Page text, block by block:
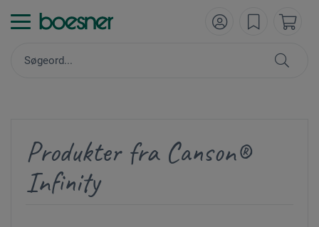
Produkter fra Canson®
Infinity